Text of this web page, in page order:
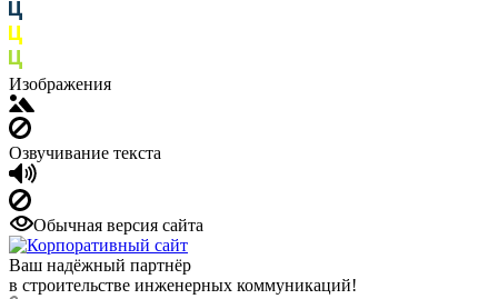
Изображения
Озвучивание текста
Обычная версия сайта
Ваш надёжный партнёр
в строительстве инженерных коммуникаций!